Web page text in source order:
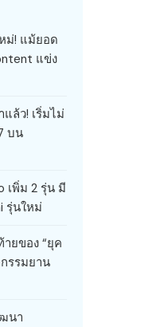
ม่! แม้ยอด
แข่ง
ล้ว! เริ่มไม่
บน
เพิ่ม 2 รุ่น มี
รุ่นใหม่
ยของ “ยุค
รรมยาน
นา